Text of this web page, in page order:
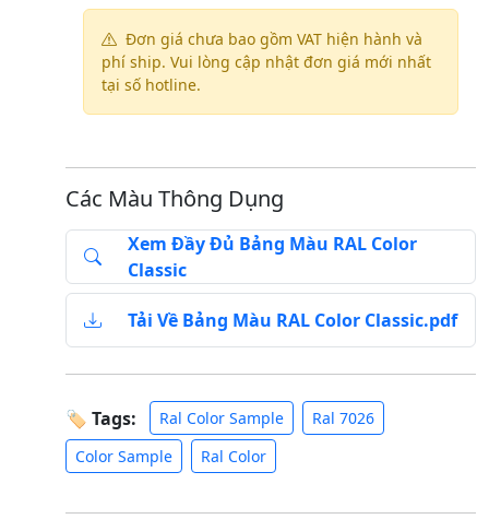
Đơn giá chưa bao gồm VAT hiện hành và
phí ship. Vui lòng cập nhật đơn giá mới nhất
tại số hotline.
Các Màu Thông Dụng
Xem Đầy Đủ Bảng Màu RAL Color
Classic
Tải Về Bảng Màu RAL Color Classic.pdf
🏷 Tags: Ral Color Sample
Ral 7026
Color Sample
Ral Color